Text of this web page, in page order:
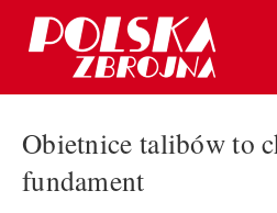
Obietnice talibów to
fundament